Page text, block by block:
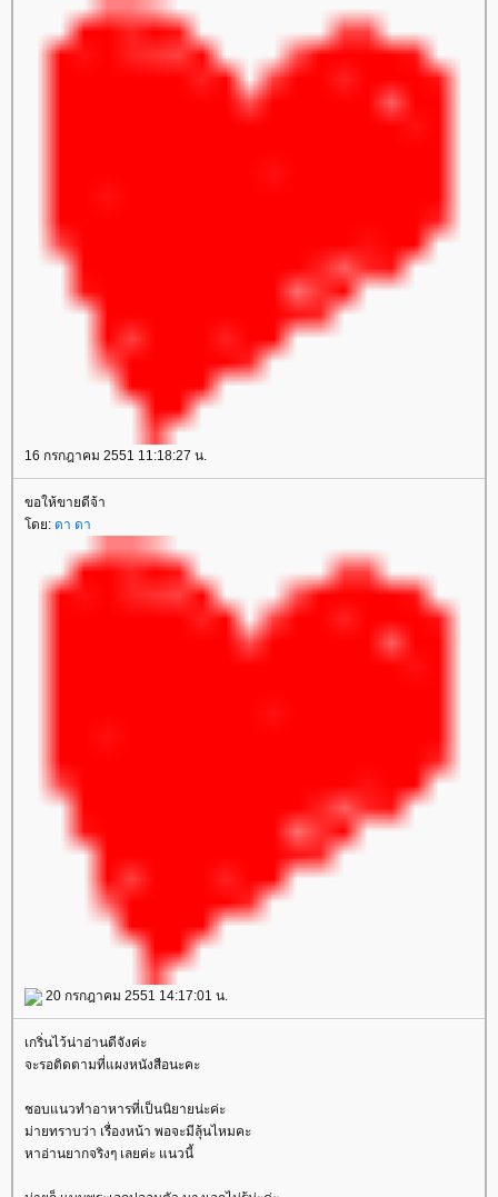
16 กรกฎาคม 2551 11:18:27 น.
ขอให้ขายดีจ้า
ดย: ดา ดา
20 กรกฎาคม 2551 14:17:01 น.
เกริ่นไว้น่าอ่านดีจังค่ะ
จะรอติดตามที่แผงหนังสือนะคะ
ชอบแนวทำอาหารที่เป็นนิยายน่ะค่ะ
ม่ายทราบว่า เรื่องหน้า พอจะมีลุ้นไหมคะ
หาอ่านยากจริงๆ เลยค่ะ แนวนี้